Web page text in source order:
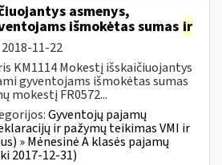
asmenys,
išmokėtas sumas ir
2018-11-22
KM1114 Mokestį išskaičiuojantys
gyventojams išmokėtas sumas
mokestį FR0572...
Gyventojų pajamų
ir pažymų teikimas VMI ir
» Mėnesinė A klasės pajamų
2017-12-31)